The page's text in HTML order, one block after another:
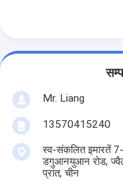
Mr. Liang
13570415240
स्व-संकलित इमारतें
डगुआनयुआन रोड,
प्रांत, चीन